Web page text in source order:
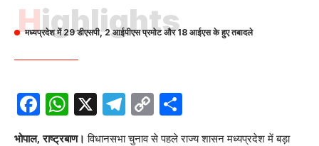
Highlights
मध्यप्रदेश में 29 डीएसपी, 2 आईपीएस प्रमोट और 18 आईएस के हुए तबादले
Facebook
WhatsApp
X Telegram
Copy
Link
भोपाल, राष्ट्रबाण। विधानसभा चुनाव से पहले राज्य शासन मध्यप्रदेश में बड़ा